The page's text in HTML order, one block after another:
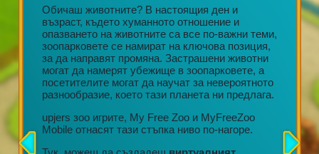
на
Обичаш животните? В настоящия ден и
възраст, където хуманното отношение и
опазването на животните са все по-важни теми,
зоопарковете се намират на ключова позиция,
за да направят промяна. Застрашени животни
могат да намерят убежище в зоопарковете, а
посетителите могат да научат за невероятното
разнообразие, което тази планета ни предлага.
upjers зоо игрите, My Free Zoo и MyFreeZoo
Mobile отнасят тази стъпка ниво по-нагоре.